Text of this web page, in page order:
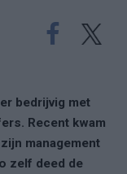
bedrijvig met
Recent kwam
management
zelf deed de